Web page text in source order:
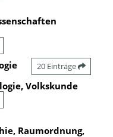
20 Einträge
Volkskunde
Raumordnung,